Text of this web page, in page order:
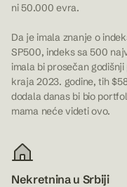
ni 50.000 evra.
Da je imala znanje o
SP500, indeks sa 500
imala bi prosečan godišnji
kraja 2023. godine, tih
dodala danas bi bio
mama neće videti ovo.
Nekretnina u Srbiji